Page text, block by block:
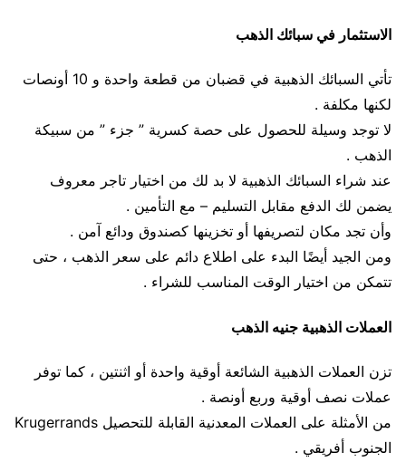
الاستثمار في سبائك الذهب
تأتي السبائك الذهبية في قضبان من قطعة واحدة و 10 أونصات
لكنها مكلفة .
لا توجد وسيلة للحصول على حصة كسرية ” جزء ” من سبيكة
الذهب .
عند شراء السبائك الذهبية لا بد لك من اختيار تاجر معروف
يضمن لك الدفع مقابل التسليم – مع التأمين .
وأن تجد مكان لتصريفها أو تخزينها كصندوق ودائع آمن .
ومن الجيد أيضًا البدء على اطلاع دائم على سعر الذهب ، حتى
تتمكن من اختيار الوقت المناسب للشراء .
العملات الذهبية جنيه الذهب
تزن العملات الذهبية الشائعة أوقية واحدة أو اثنتين ، كما توفر
عملات نصف أوقية وربع أونصة .
من الأمثلة على العملات المعدنية القابلة للتحصيل Krugerrands
الجنوب أفريقي .